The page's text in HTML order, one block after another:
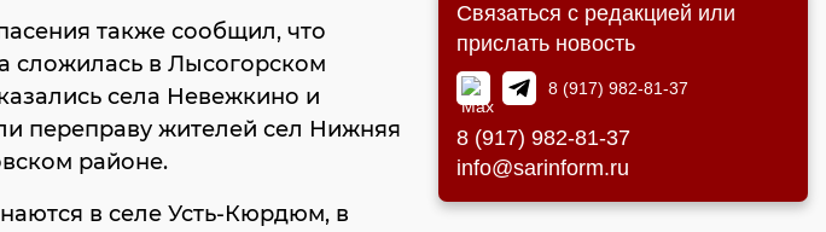
также сообщил, что
сложилась в Лысогорском
села Невежкино и
переправу жителей сел Нижняя
районе.
в селе Усть-Кюрдюм, в
Связаться с редакцией или
прислать новость
8 (917) 982-81-37
8 (917) 982-81-37
info@sarinform.ru